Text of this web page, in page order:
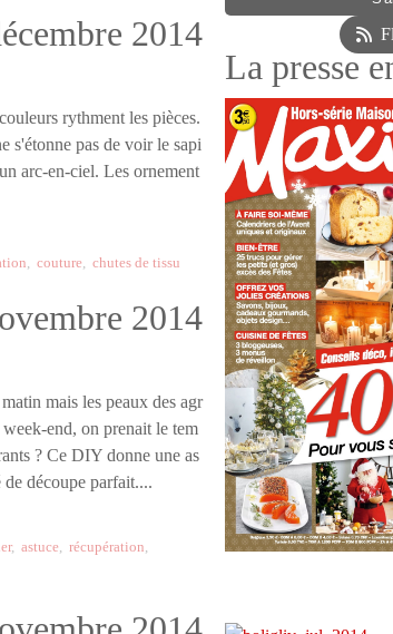
2014
rythment les pièces.
s'étonne pas de voir le sapi
arc-en-ciel. Les ornement
, couture, chutes de tissu
2014
mais les peaux des agr
end, on prenait le tem
? Ce DIY donne une as
découpe parfait....
, astuce, récupération,
La presse